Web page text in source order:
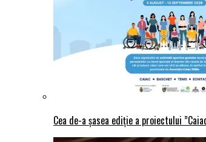
Cea de-a șasea ediție a proiectului